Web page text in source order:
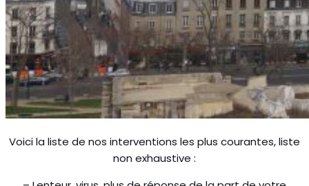
Voici la liste de nos interventions les plus courantes, liste
non exhaustive :